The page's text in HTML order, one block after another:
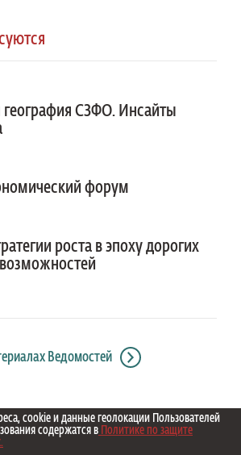
география СЗФО. Инсайты
форум
роста в эпоху дорогих
Ведомостей
cookie и данные геолокации Пользователей
содержатся в Политике по защите